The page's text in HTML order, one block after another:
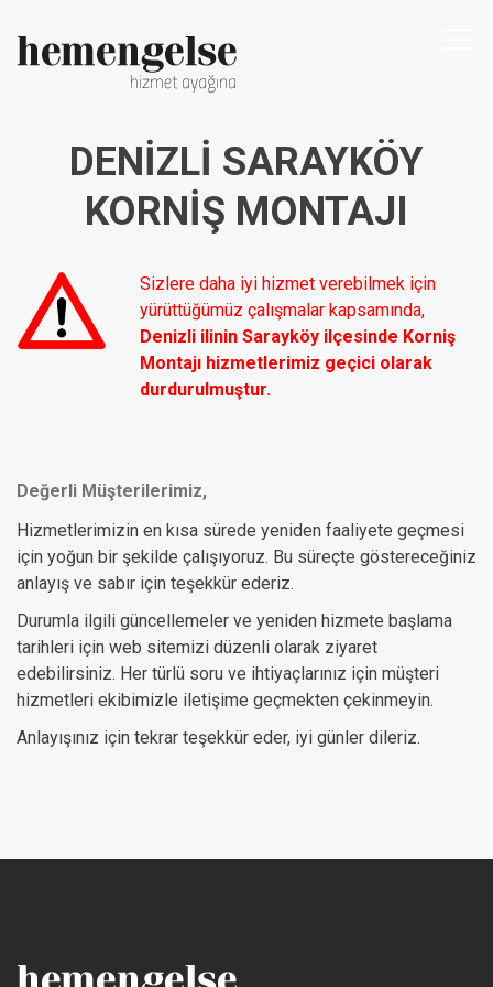
DENIZLI SARAYKÖY
KORNIŞ MONTAJI
Sizlere daha iyi hizmet verebilmek için
yürüttüğümüz çalışmalar kapsamında,
Denizli ilinin Sarayköy ilçesinde Korniş
Montajı hizmetlerimiz geçici olarak
durdurulmuştur.
Değerli Müşterilerimiz,
Hizmetlerimizin en kısa sürede yeniden faaliyete geçmesi
için yoğun bir şekilde çalışıyoruz. Bu süreçte göstereceğiniz
anlayış ve sabır için teşekkür ederiz.
Durumla ilgili güncellemeler ve yeniden hizmete başlama
tarihleri için web sitemizi düzenli olarak ziyaret
edebilirsiniz. Her türlü soru ve ihtiyaçlarınız için müşteri
hizmetleri ekibimizle iletişime geçmekten çekinmeyin.
Anlayışınız için tekrar teşekkür eder, iyi günler dileriz.